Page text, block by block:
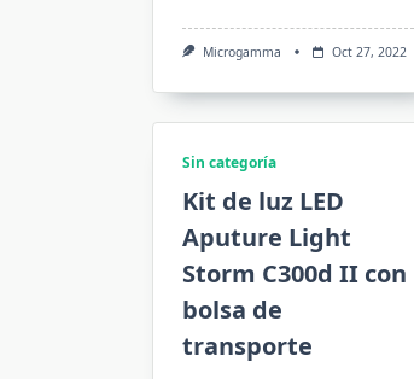
Microgamma Oct 27, 2022
Sin categoría
Kit de luz LED
Aputure Light
Storm C300d II con
bolsa de
transporte